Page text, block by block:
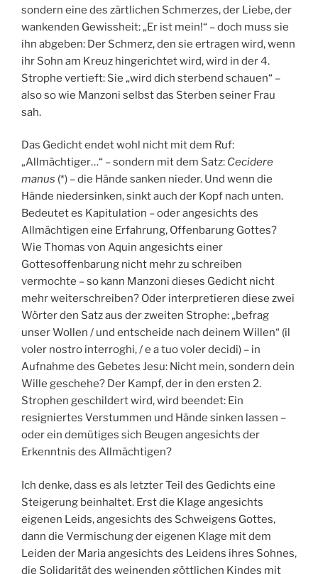
sondern eine des zärtlichen Schmerzes, der Liebe, der
wankenden Gewissheit: „Er ist mein!“ – doch muss sie
ihn abgeben: Der Schmerz, den sie ertragen wird, wenn
ihr Sohn am Kreuz hingerichtet wird, wird in der 4.
Strophe vertieft: Sie „wird dich sterbend schauen“ –
also so wie Manzoni selbst das Sterben seiner Frau
sah.
Das Gedicht endet wohl nicht mit dem Ruf:
„Allmächtiger…“ – sondern mit dem Satz: Cecidere
manus (*) – die Hände sanken nieder. Und wenn die
Hände niedersinken, sinkt auch der Kopf nach unten.
Bedeutet es Kapitulation – oder angesichts des
Allmächtigen eine Erfahrung, Offenbarung Gottes?
Wie Thomas von Aquin angesichts einer
Gottesoffenbarung nicht mehr zu schreiben
vermochte – so kann Manzoni dieses Gedicht nicht
mehr weiterschreiben? Oder interpretieren diese zwei
Wörter den Satz aus der zweiten Strophe: „befrag
unser Wollen / und entscheide nach deinem Willen“ (il
voler nostro interroghi, / e a tuo voler decidi) – in
Aufnahme des Gebetes Jesu: Nicht mein, sondern dein
Wille geschehe? Der Kampf, der in den ersten 2.
Strophen geschildert wird, wird beendet: Ein
resigniertes Verstummen und Hände sinken lassen –
oder ein demütiges sich Beugen angesichts der
Erkenntnis des Allmächtigen?
Ich denke, dass es als letzter Teil des Gedichts eine
Steigerung beinhaltet. Erst die Klage angesichts
eigenen Leids, angesichts des Schweigens Gottes,
dann die Vermischung der eigenen Klage mit dem
Leiden der Maria angesichts des Leidens ihres Sohnes,
die Solidarität des weinenden göttlichen Kindes mit